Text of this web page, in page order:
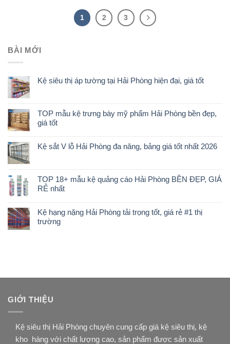
1 2 3
BÀI MỚI
Kệ siêu thị áp tường tại Hải Phòng hiện đại, giá tốt
TOP mẫu kệ trưng bày mỹ phẩm Hải Phòng bền đẹp,
giá tốt
Kệ sắt V lỗ Hải Phòng đa năng, bảng giá tốt nhất 2026
TOP 18+ mẫu kệ quảng cáo Hải Phòng BỀN ĐẸP, GIÁ
RẺ nhất
Kệ hạng nặng Hải Phòng tải trọng tốt, giá rẻ #1 thị
trường
GIỚI THIỆU
Kệ siêu thị Hải Phòng chuyên cung cấp giá kệ siêu thị, kệ
kho hàng với chất lượng cao, sản phẩm được sản xuất